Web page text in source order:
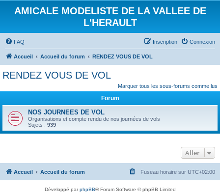
AMICALE MODELISTE DE LA VALLEE DE
L'HERAULT
FAQ Connexion
Inscription
Accueil Accueil du forum RENDEZ VOUS DE VOL
RENDEZ VOUS DE VOL
Marquer tous les sous-forums comme lus
Forum
NOS JOURNEES DE VOL
Organisations et compte rendu de nos journées de vols
Sujets : 939
Aller
Accueil Accueil du forum Fuseau horaire sur UTC+02:00
Développé parphpBB® Forum Software © phpBB Limited